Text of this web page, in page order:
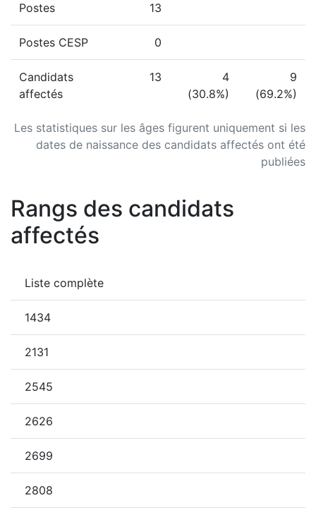
Les statistiques sur les âges figurent uniquement si les
dates de naissance des candidats affectés ont été
publiées
Postes 13
Postes CESP 0
Candidats
affectés
13
4
(30.8%)
9
(69.2%)
Rangs des candidats
affectés
Liste complète
1434
2131
2545
2626
2699
2808